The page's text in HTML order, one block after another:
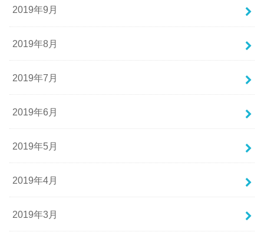
2019年9月
2019年8月
2019年7月
2019年6月
2019年5月
2019年4月
2019年3月